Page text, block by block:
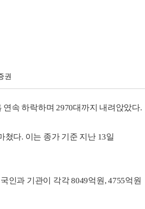
권
속 하락하며 2970대까지 내려앉았다.
쳤다. 이는 종가 기준 지난 13일
인과 기관이 각각 8049억원, 4755억원